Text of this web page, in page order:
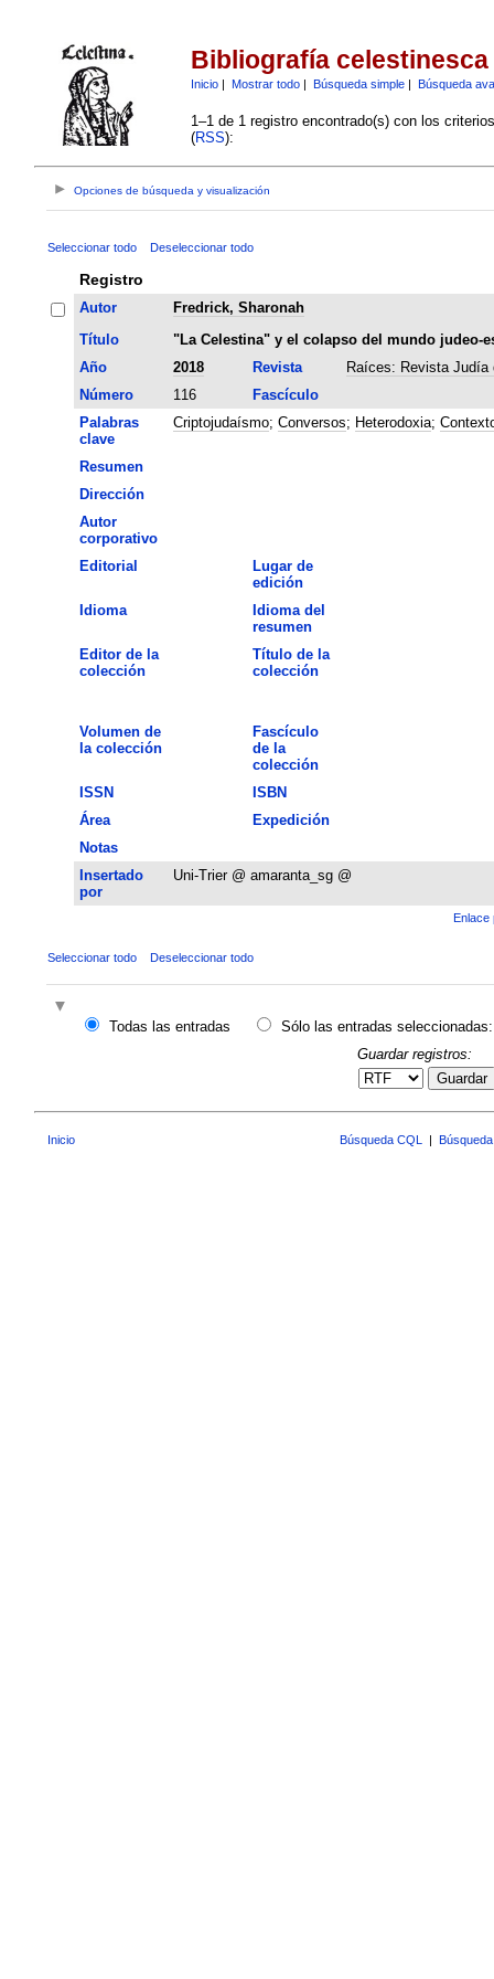
Bibliografía celestinesca
Inicio| Mostrar todo| Búsqueda simple| Búsqueda
1–1 de 1 registro encontrado(s) con los
(RSS):
Opciones de búsqueda y visualización
Seleccionar todo Deseleccionar todo
Registro
Autor
Fredrick, Sharonah
Título
"La Celestina" y el colapso del mundo judeo-
Año
2018 Revista
Raíces: Revista Judía
Número
116
Fascículo
Palabras
clave
Criptojudaísmo; Conversos; Heterodoxia;
Resumen
Dirección
Autor
corporativo
Editorial
Lugar de
edición
Idioma
Idioma del
resumen
Editor de la
colección
Título de la
colección
Volumen de
la colección
Fascículo
de la
colección
ISSN
ISBN
Área
Expedición
Notas
Insertado
por
Uni-Trier @ amaranta_sg @
Enlace
Seleccionar todo Deseleccionar todo
Todas las entradas
Sólo las entradas seleccionadas:
Guardar registros:
Guardar
Inicio Búsqueda CQL